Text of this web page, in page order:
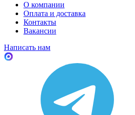
О компании
Оплата и доставка
Контакты
Вакансии
Написать нам